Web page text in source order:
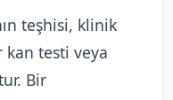
teşhisi, klinik
kan testi veya
Bir